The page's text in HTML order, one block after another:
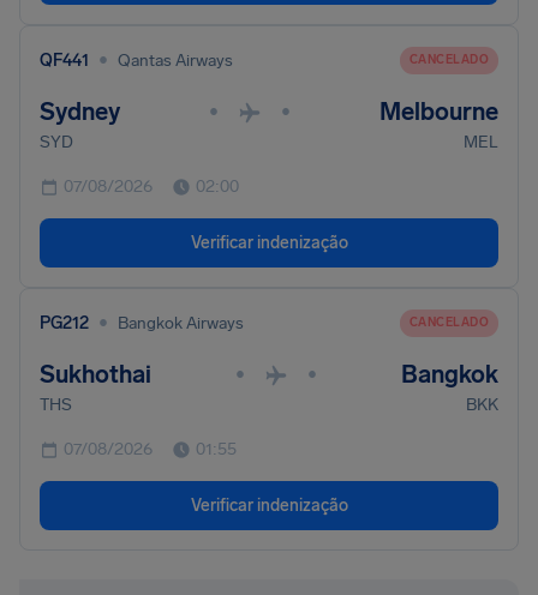
QF441 • Qantas Airways CANCELADO
Sydney • • Melbourne
SYD MEL
07/08/2026 02:00
Verificar indenização
PG212 • Bangkok Airways CANCELADO
Sukhothai • • Bangkok
THS BKK
07/08/2026 01:55
Verificar indenização